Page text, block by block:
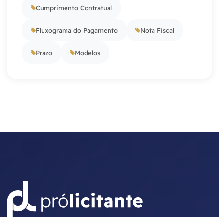
Cumprimento Contratual
Fluxograma do Pagamento Nota Fiscal
Prazo Modelos